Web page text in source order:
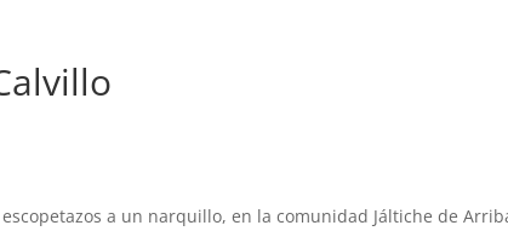
a un narquillo, en la comunidad Jáltiche de